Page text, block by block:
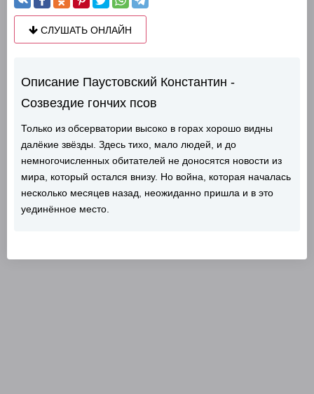
СЛУШАТЬ ОНЛАЙН
Описание Паустовский Константин -
Созвездие гончих псов
Только из обсерватории высоко в горах хорошо видны
далёкие звёзды. Здесь тихо, мало людей, и до
немногочисленных обитателей не доносятся новости из
мира, который остался внизу. Но война, которая началась
несколько месяцев назад, неожиданно пришла и в это
уединённое место.